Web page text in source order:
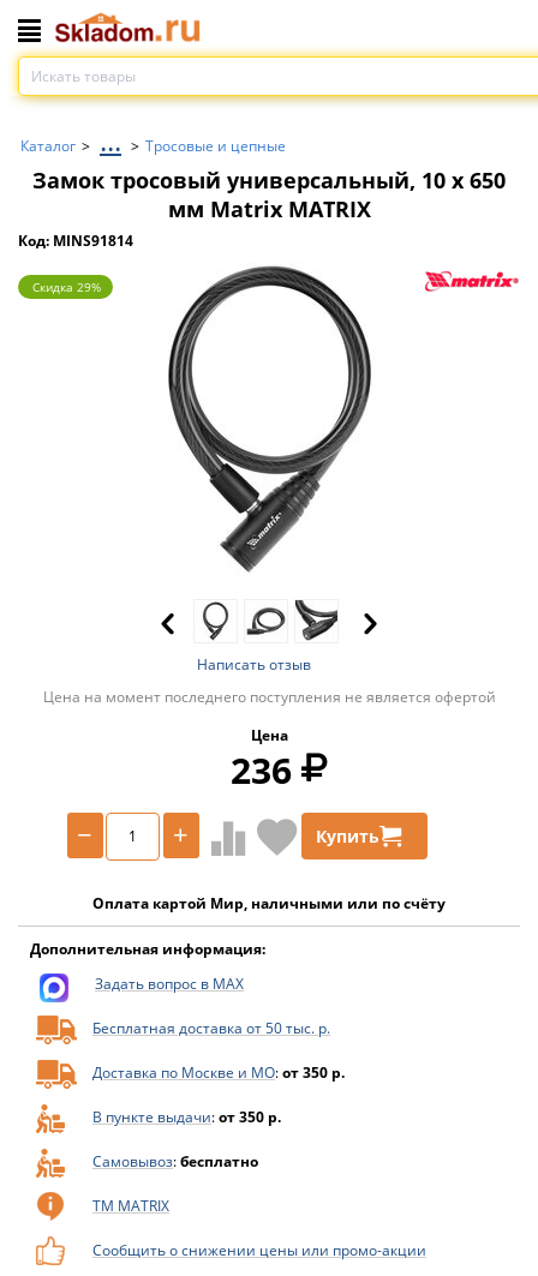
Каталог > ... > Тросовые и цепные
Замок тросовый универсальный, 10 х 650
мм Matrix MATRIX
Код: MINS91814
Скидка 29%
Написать отзыв
Цена на момент последнего поступления не является офертой
Цена
236
+
− Купить
Оплата картой Мир, наличными или по счёту
Дополнительная информация:
Задать вопрос в MAX
Бесплатная доставка от 50 тыс. р.
Доставка по Москве и МО:от 350 р.
В пункте выдачи:от 350 р.
Самовывоз:бесплатно
ТМ MATRIX
Сообщить о снижении цены или промо-акции